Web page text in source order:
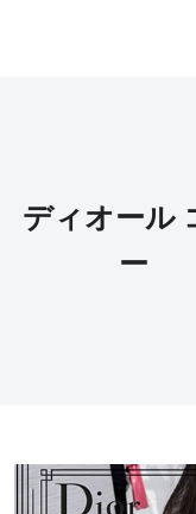
ディオール
ー